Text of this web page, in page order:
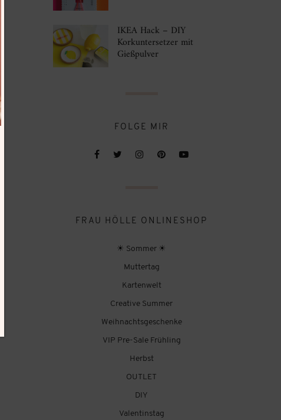
IKEA Hack – DIY
Korkuntersetzer mit
Gießpulver
FOLGE MIR
FRAU HÖLLE ONLINESHOP
☀ Sommer ☀
Muttertag
Kartenwelt
Creative Summer
Weihnachtsgeschenke
VIP Pre-Sale Frühling
Herbst
OUTLET
DIY
Valentinstag